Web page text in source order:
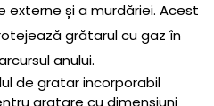
și a murdăriei. Acest
grătarul cu gaz în
anului.
de gratar incorporabil
gratare cu dimensiuni